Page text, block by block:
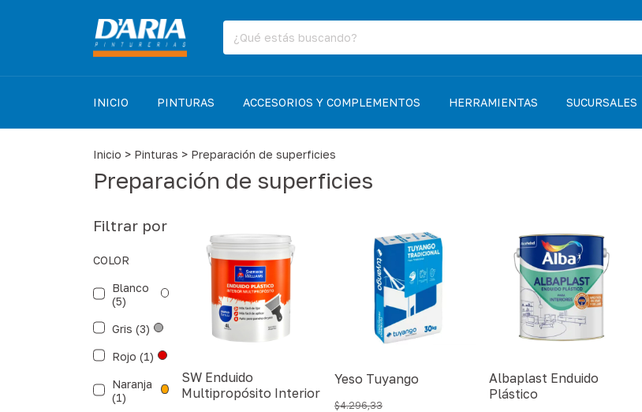
INICIO PINTURAS ACCESORIOS Y COMPLEMENTOS HERRAMIENTAS SUCURSALES
Inicio > Pinturas > Preparación de superficies
Preparación de superficies
Filtrar por
COLOR
Blanco
(5)
Gris (3)
Rojo (1)
Naranja
(1)
SW Enduido
Multipropósito Interior
Yeso Tuyango
$4.296,33
Albaplast Enduido
Plástico